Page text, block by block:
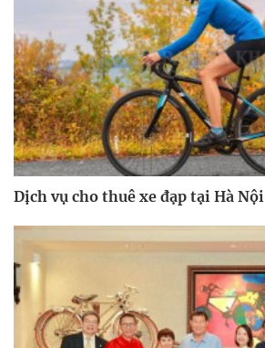
Dịch vụ cho thuê xe đạp tại Hà Nội